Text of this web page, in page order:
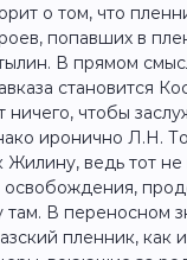
о том, что
попавших в
В прямом
становится
ничего, чтобы
иронично Л.Н.
Жилину, ведь тот
освобождения,
там. В переносном
пленник, как